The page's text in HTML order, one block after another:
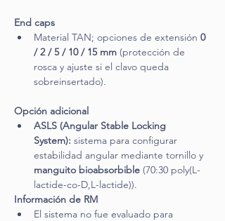
End caps
Material TAN; opciones de extensión 0
/ 2 / 5 / 10 / 15 mm (protección de
rosca y ajuste si el clavo queda
sobreinsertado).
Opción adicional
ASLS (Angular Stable Locking
System): sistema para configurar
estabilidad angular mediante tornillo y
manguito bioabsorbible (70:30 poly(L-
lactide-co-D,L-lactide)).
Información de RM
El sistema no fue evaluado para